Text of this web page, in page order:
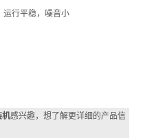
行平稳，噪音小
机感兴趣，想了解更详细的产品信